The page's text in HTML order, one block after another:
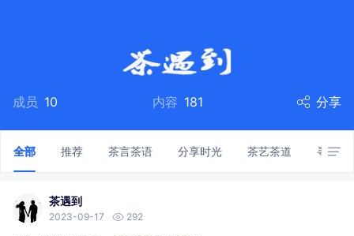
成员 10 内容 181 分享
全部 推荐 茶言茶语 分享时光 茶艺茶道 寻茶游
茶遇到
2023-09-17 292